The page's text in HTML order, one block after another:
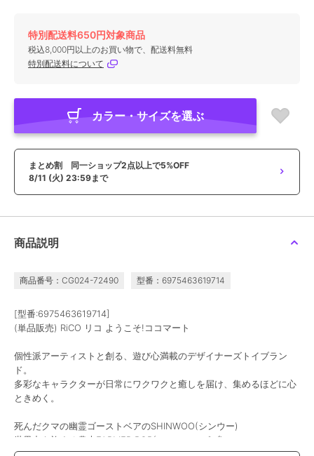
特別配送料650円対象商品
税込8,000円以上のお買い物で、配送料無料
特別配送料について
カラー・サイズを選ぶ
まとめ割 同一ショップ2点以上で5%OFF
8/11 (火) 23:59まで
商品説明
商品番号：CG024-72490 型番：6975463619714
[型番:6975463619714]
(単品販売) RiCO リコ ようこそ!ココマート
個性派アーティストと創る、遊び心満載のデザイナーズトイブラン
ド。
多彩なキャラクターが日常にワクワクと癒しを届け、集めるほどに心
ときめく。
死んだクマの幽霊ゴーストベアのSHINWOO(シンウー)
世界中を旅する農夫FARMER BOB(ファーマーボブ)